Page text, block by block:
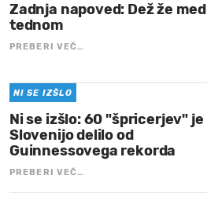
Zadnja napoved: Dež že med
tednom
PREBERI VEČ…
NI SE IZŠLO
Ni se izšlo: 60 "špricerjev" je
Slovenijo delilo od
Guinnessovega rekorda
PREBERI VEČ…